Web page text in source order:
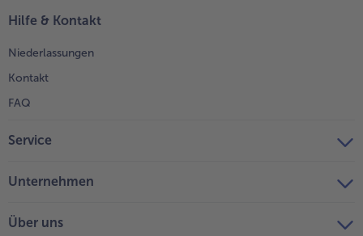
Hilfe & Kontakt
Niederlassungen
Kontakt
FAQ
Service
Unternehmen
Über uns